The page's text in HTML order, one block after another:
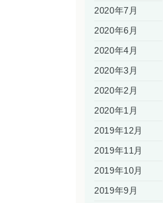
2020年7月
2020年6月
2020年4月
2020年3月
2020年2月
2020年1月
2019年12月
2019年11月
2019年10月
2019年9月